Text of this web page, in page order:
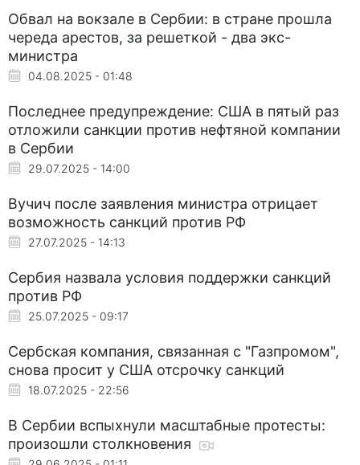
Обвал на вокзале в Сербии: в стране прошла
череда арестов, за решеткой - два экс-
министра
04.08.2025 - 01:48
Последнее предупреждение: США в пятый раз
отложили санкции против нефтяной компании
в Сербии
29.07.2025 - 14:00
Вучич после заявления министра отрицает
возможность санкций против РФ
27.07.2025 - 14:13
Сербия назвала условия поддержки санкций
против РФ
25.07.2025 - 09:17
Сербская компания, связанная с "Газпромом",
снова просит у США отсрочку санкций
18.07.2025 - 22:56
В Сербии вспыхнули масштабные протесты:
произошли столкновения